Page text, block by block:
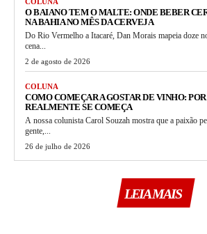
COLUNA
O BAIANO TEM O MALTE: ONDE BEBER
NA BAHIA NO MÊS DA CERVEJA
Do Rio Vermelho a Itacaré, Dan Morais mapeia doze
cena...
2 de agosto de 2026
COLUNA
COMO COMEÇAR A GOSTAR DE VINHO:
REALMENTE SE COMEÇA
A nossa colunista Carol Souzah mostra que a paixão
gente,...
26 de julho de 2026
LEIA MAIS